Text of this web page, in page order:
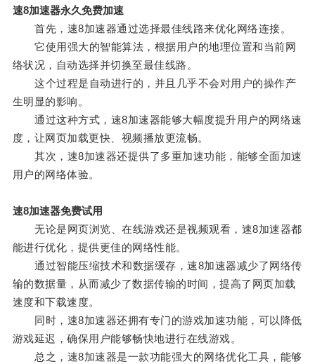
速8加速器永久免费加速
首先，速8加速器通过选择最佳线路来优化网络连接。
它使用强大的智能算法，根据用户的地理位置和当前网
络状况，自动选择并切换至最佳线路。
这个过程是自动进行的，并且几乎不会对用户的操作产
生明显的影响。
通过这种方式，速8加速器能够大幅度提升用户的网络速
度，让网页加载更快、视频播放更流畅。
其次，速8加速器还提供了多重加速功能，能够全面加速
用户的网络体验。
速8加速器免费试用
无论是网页浏览、在线游戏还是视频观看，速8加速器都
能进行优化，提供更佳的网络性能。
通过智能压缩技术和数据缓存，速8加速器减少了网络传
输的数据量，从而减少了数据传输的时间，提高了网页加载
速度和下载速度。
同时，速8加速器还拥有专门的游戏加速功能，可以降低
游戏延迟，确保用户能够畅快地进行在线游戏。
总之，速8加速器是一款功能强大的网络优化工具，能够